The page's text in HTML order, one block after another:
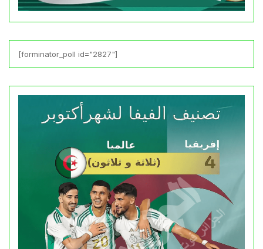
[forminator_poll id="2827"]